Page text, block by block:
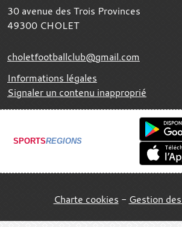
30 avenue des Trois Provinces
49300 CHOLET
choletfootballclub@gmail.com
Informations légales
Signaler un contenu inapproprié
SPORTSREGIONS
Charte cookies Gestion